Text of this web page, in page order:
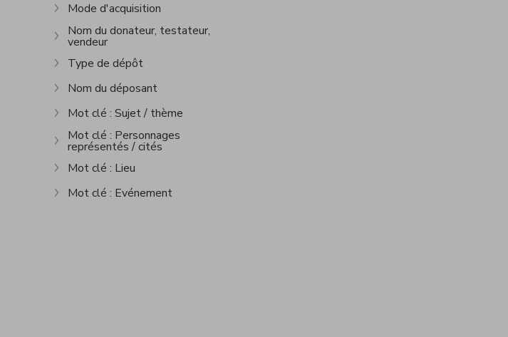
Show more
Mode d'acquisition
Show more
Nom du donateur, testateur,
vendeur
Show more
Type de dépôt
Show more
Nom du déposant
Show more
Mot clé : Sujet / thème
Show more
Mot clé : Personnages
représentés / cités
Show more
Mot clé : Lieu
Show more
Mot clé : Evénement